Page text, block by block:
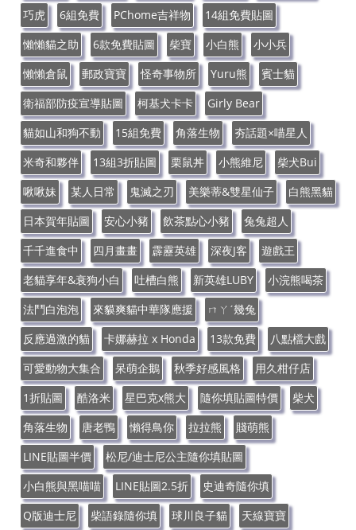
巧虎
6組免費 PChome吉祥物
14組免費貼圖
懶懶貓之助
6款免費貼圖 柴寶 小白熊
小小兵
懶懶倉鼠
郵政寶寶 怪奇事物所 Yuru熊
賓士貓
衛福部防疫宣導貼圖
柯基犬卡卡
Girly Bear
貓如山和狗不動
15組免費 角落生物
夯話題×喵星人
米奇和夥伴
13組3折貼圖 栗鼠丼 小熊維尼
柴犬Bui
啾啾妹
某人日常 鬼滅之刃 美樂蒂&雙星仙子
白熊黑貓
日本賀年貼圖
安心小豬 飲茶點心小豬
兔兔超人
千千進食中
四月畫畫 霹靂英雄 深夜J客
遊戲王
老貓享年&衰狗小白
吐槽白熊 新英雄LUBY
小浣熊喝茶
法鬥白泡泡
來貘爽貓中華隊應援
ㄇㄚˊ幾兔
反應過激的貓
卡娜赫拉 x Honda 13款免費
八點檔大戲
可愛動物大集合
呆萌企鵝 秋季好感風格
用久柑仔店
1折貼圖
酷洛米 星巴克x熊大 隨你填貼圖特價
柴犬
角落生物
唐老鴨 懶得鳥你 拉拉熊
賤萌熊
LINE貼圖半價
松尼/迪士尼公主隨你填貼圖
小白熊與黑喵喵
LINE貼圖2.5折
史迪奇隨你填
Q版迪士尼
柴語錄隨你填 球川良子貓 天線寶寶